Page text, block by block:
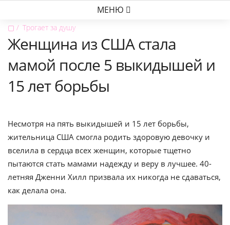
МЕНЮ
▢ Трогает за душу
Женщина из США стала
мамой после 5 выкидышей и
15 лет борьбы
Несмотря на пять выкидышей и 15 лет борьбы,
жительница США смогла родить здоровую девочку и
вселила в сердца всех женщин, которые тщетно
пытаются стать мамами надежду и веру в лучшее. 40-
летняя Дженни Хилл призвала их никогда не сдаваться,
как делала она.